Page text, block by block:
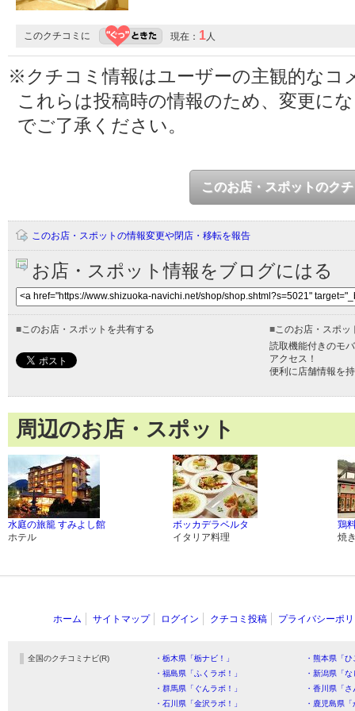
このクチコミに 現在： 1 人
※クチコミ情報はユーザーの主観的なコ
これらは投稿時の情報のため、変更に
でご了承ください。
このお店・スポットのク
このお店・スポットの情報変更や閉店・移転を報告
お店・スポット情報をブログにはる
■ このお店・スポットを共有する ■ このお店・スポ
読取機能付きのモ
アクセス！
便利に店舗情報を
周辺のお店・スポット
水庭の旅籠 すみよし館
ホテル
ボッカデラベルタ
イタリア料理
鶏
焼
ホーム サイトマップ ログイン クチコミ投稿 プライバシーポ
全国のクチコミナビ(R) ・栃木県「栃ナビ！」
・熊本県「
・福島県「ふくラボ！」
・新潟県「
・群馬県「ぐんラボ！」
・香川県「
・石川県「金沢ラボ！」
・鹿児島県